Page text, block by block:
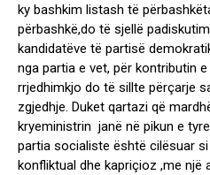
ky bashkim listash të
përbashkë,do të sjellë
kandidatëve të partisë
nga partia e vet, për kontributin
rrjedhimkjo do të sillte përçarje
zgjedhje. Duket qartazi që
kryeministrin janë në pikun e
partia socialiste është cilësuar si
konfliktual dhe kapriçioz ,me një